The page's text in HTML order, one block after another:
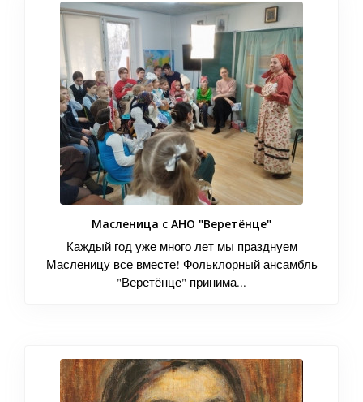
Масленица с АНО "Веретёнце"
Каждый год уже много лет мы празднуем
Масленицу все вместе! Фольклорный ансамбль
"Веретёнце" принима...